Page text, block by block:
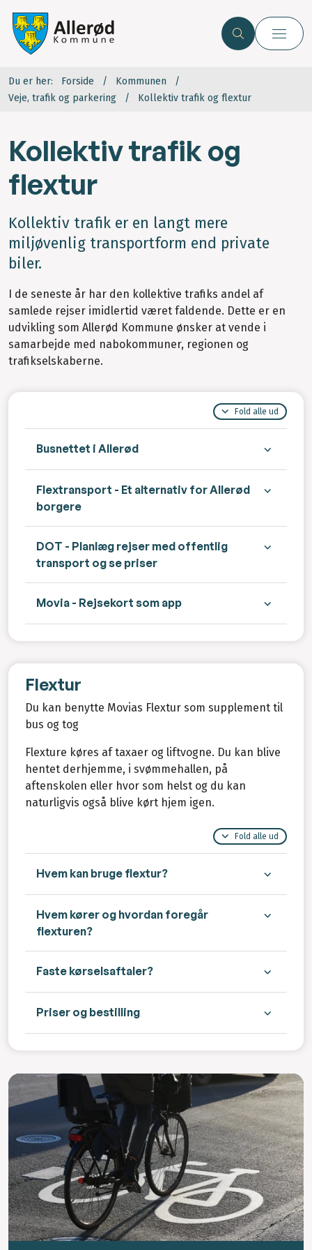
Du er her: Forside
Kommunen
Veje, trafik og parkering
Kollektiv trafik og flextur
Kollektiv trafik og
flextur
Kollektiv trafik er en langt mere
miljøvenlig transportform end private
biler.
I de seneste år har den kollektive trafiks andel af
samlede rejser imidlertid været faldende. Dette er en
udvikling som Allerød Kommune ønsker at vende i
samarbejde med nabokommuner, regionen og
trafikselskaberne.
Fold alle ud
Busnettet i Allerød
Flextransport - Et alternativ for Allerød
borgere
DOT - Planlæg rejser med offentlig
transport og se priser
Movia - Rejsekort som app
Flextur
Du kan benytte Movias Flextur som supplement til
bus og tog
Flexture køres af taxaer og liftvogne. Du kan blive
hentet derhjemme, i svømmehallen, på
aftenskolen eller hvor som helst og du kan
naturligvis også blive kørt hjem igen.
Fold alle ud
Hvem kan bruge flextur?
Hvem kører og hvordan foregår
flexturen?
Faste kørselsaftaler?
Priser og bestilling